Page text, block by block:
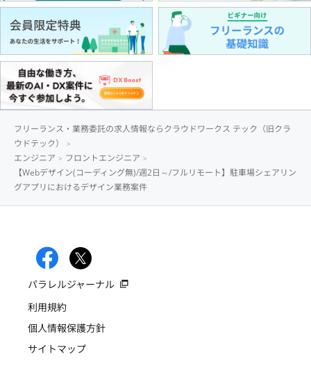
フリーランス・業務委託の求人情報ならクラウドワークス テック（旧クラ
ウドテック）
エンジニア
フロントエンジニア
【Webデザイン(コーディング無)/週2日～/フルリモート】駐車場シェアリン
グアプリにおけるデザイン業務案件
パラレルジャーナル
利用規約
個人情報保護方針
サイトマップ